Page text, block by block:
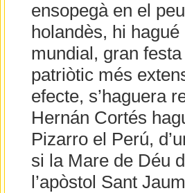
ensopegà en el
holandès, hi
mundial, gran
patriòtic més
efecte, s’haguera
Hernán Cortés
Pizarro el Perú,
si la Mare de Déu
l’apòstol Sant